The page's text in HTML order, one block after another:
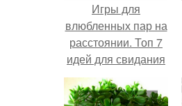
Игры для
влюбленных пар на
расстоянии. Топ 7
идей для свидания
на расстоянии